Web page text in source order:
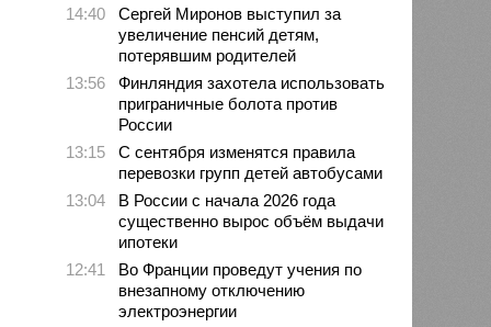
14:40
Сергей Миронов выступил за
увеличение пенсий детям,
потерявшим родителей
13:56
Финляндия захотела использовать
приграничные болота против
России
13:15
С сентября изменятся правила
перевозки групп детей автобусами
13:04
В России с начала 2026 года
существенно вырос объём выдачи
ипотеки
12:41
Во Франции проведут учения по
внезапному отключению
электроэнергии